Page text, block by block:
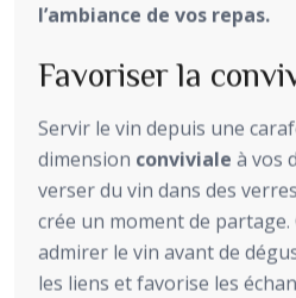
l’ambiance de vos repas.
Favoriser la
Servir le vin depuis une
dimension conviviale à vos
verser du vin dans des
crée un moment de
admirer le vin avant de
les liens et favorise les